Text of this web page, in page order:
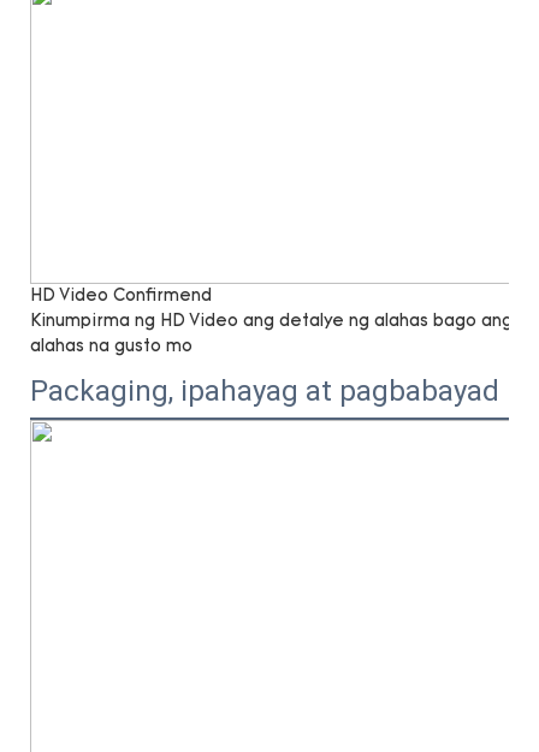
HD Video Confirmend
Kinumpirma ng HD Video ang detalye ng alahas bago ang
alahas na gusto mo
Packaging, ipahayag at pagbabayad